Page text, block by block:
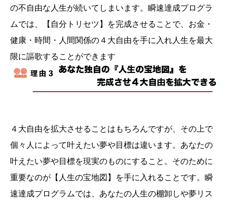
の不自由な人生が続いてしまいます。瞬速達成プログラ
ムでは、【自分トリセツ】を完成させることで、お金・
健康・時間・人間関係の４大自由を手に入れ人生を最大
限に謳歌することができます
４大自由を拡大させることはもちろんですが、その上で
個々人によって叶えたい夢や目標は違います。あなたの
叶えたい夢や目標を現実のものにすること。そのために
重要なのが【人生の宝地図】を手に入れることです。瞬
速達成プログラムでは、あなたの人生の棚卸しや夢リス